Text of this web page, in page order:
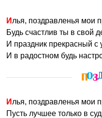
Илья, поздравленья мои
Будь счастлив ты в свой
И праздник прекрасный с
И в радостном будь
Илья, поздравленья мои
Пусть лучшее только в